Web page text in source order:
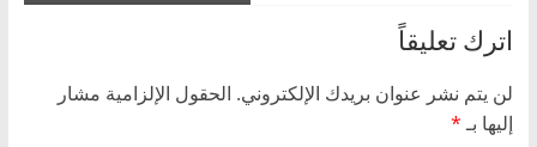
اترك تعليقاً
لن يتم نشر عنوان بريدك الإلكتروني. الحقول الإلزامية مشار
إليها بـ*